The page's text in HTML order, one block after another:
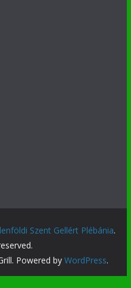
Szent Gellért Plébánia.
Powered by WordPress.